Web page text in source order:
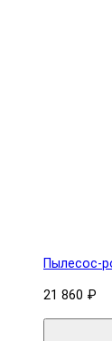
Пылесос-
21 860 ₽